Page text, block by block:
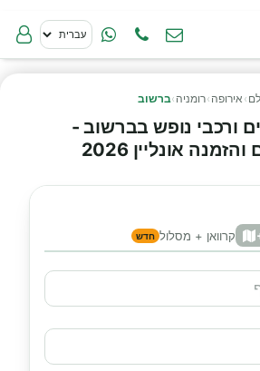
› אירופה ›רומניה ›ברשוב
ורכבי נופש בברשוב -
אונליין 2026
קרוואן + מסלול חדש